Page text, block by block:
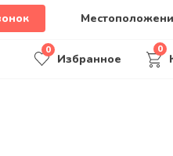
Избранное
0 0